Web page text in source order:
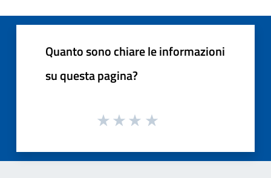
Quanto sono chiare le informazioni
su questa pagina?